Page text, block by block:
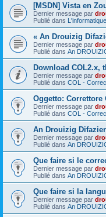
[MSDN] Vista en
Dernier message par
Publié dans
« An Drouizig
Dernier message par
Publié dans An
Download COL2.x,
Dernier message par
Publié dans COL -
Oggetto:
Dernier message par
Publié dans COL -
An Drouizig
Dernier message par
Publié dans An
Que faire si le
Dernier message par
Publié dans An
Que faire si la
Dernier message par
Publié dans An